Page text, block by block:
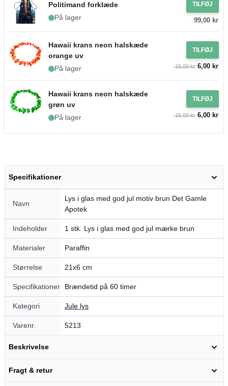
Politimand forklæde
På lager
TILFØJ
99,00 kr
Hawaii krans neon halskæde
orange uv
På lager
TILFØJ
15,00 kr6,00 kr
Hawaii krans neon halskæde
grøn uv
På lager
TILFØJ
15,00 kr6,00 kr
Specifikationer
Navn
Lys i glas med god jul motiv brun Det Gamle
Apotek
Indeholder 1 stk. Lys i glas med god jul mærke brun
Materialer Paraffin
Størrelse 21x6 cm
Specifikationer Brændetid på 60 timer
Kategori Jule lys
Varenr. 5213
Beskrivelse
Fragt & retur